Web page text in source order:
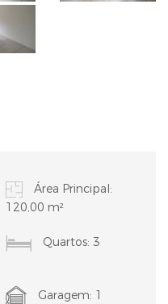
Área Principal:
120,00 m²
Quartos: 3
Garagem: 1